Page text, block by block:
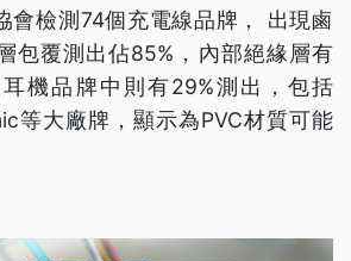
會檢測74個充電線品牌， 出現鹵
包覆測出佔85%，內部絕緣層有
機品牌中則有29%測出，包括
等大廠牌，顯示為PVC材質可能